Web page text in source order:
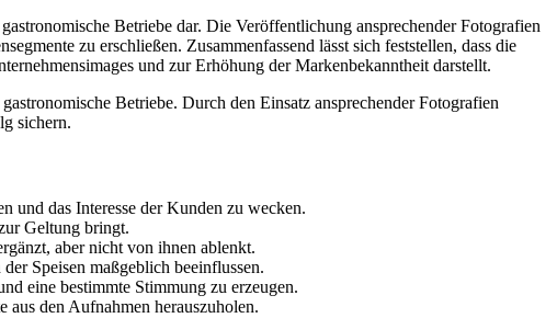
Betriebe dar. Die Veröffentlichung ansprechender Fotografien
zu erschließen. Zusammenfassend lässt sich feststellen, dass die
und zur Erhöhung der Markenbekanntheit darstellt.
Betriebe. Durch den Einsatz ansprechender Fotografien
sichern.
und das Interesse der Kunden zu wecken.
Geltung bringt.
aber nicht von ihnen ablenkt.
Speisen maßgeblich beeinflussen.
eine bestimmte Stimmung zu erzeugen.
den Aufnahmen herauszuholen.